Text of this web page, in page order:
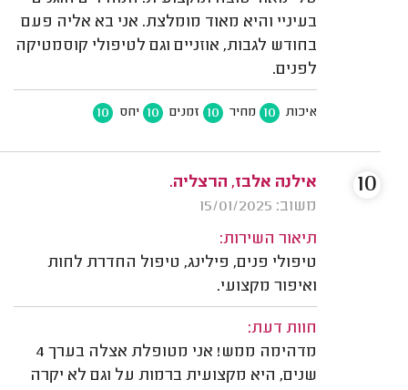
בעיניי והיא מאוד מומלצת. אני בא אליה פעם
בחודש לגבות, אוזניים וגם לטיפולי קוסמטיקה
לפנים.
איכות 10 מחיר 10 זמנים 10 יחס 10
אילנה אלבז, הרצליה.
משוב: 15/01/2025
תיאור השירות:
טיפולי פנים, פילינג, טיפול החדרת לחות
ואיפור מקצועי.
חוות דעת:
מדהימה ממש! אני מטופלת אצלה בערך 4
שנים, היא מקצועית ברמות על וגם לא יקרה
10